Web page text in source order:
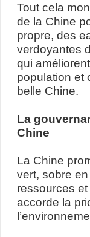
Tout cela
de la Chine
propre, des
verdoyantes
qui
population et
belle Chine.
La
Chine
La Chine
vert, sobre
ressources
accorde la